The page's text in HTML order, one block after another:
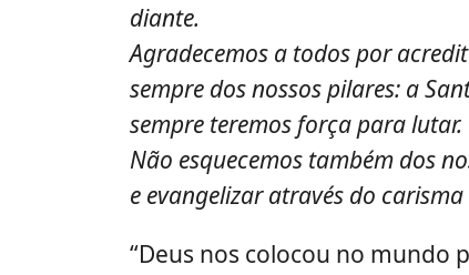
diante.
Agradecemos a todos por
sempre dos nossos pilares: a
sempre teremos força para lutar.
Não esquecemos também dos
e evangelizar através do carisma
“Deus nos colocou no mundo